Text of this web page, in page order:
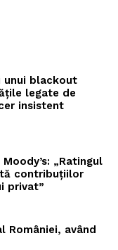
unui blackout
legate de
insistent
„Ratingul
contribuțiilor
privat”
României, având